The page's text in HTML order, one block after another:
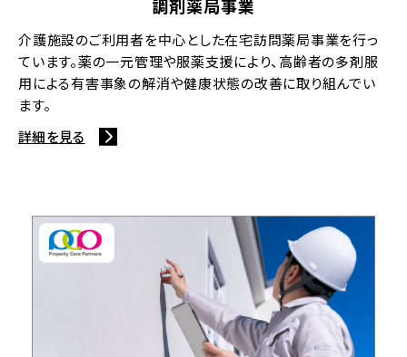
調剤薬局事業
介護施設のご利用者を中心とした在宅訪問薬局事業を行っ
ています。薬の一元管理や服薬支援により、高齢者の多剤服
用による有害事象の解消や健康状態の改善に取り組んでい
ます。
詳細を見る